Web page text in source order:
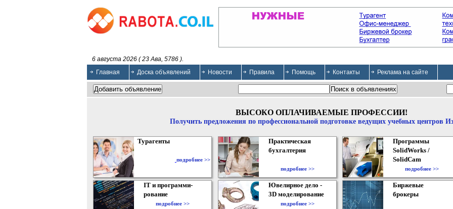
6 августа 2026 ( 23 Ава, 5786 ).
Главная
Доска объявлений Новости Правила Помощь Контакты Реклама на сайте
ВЫСОКО ОПЛАЧИВАЕМЫЕ ПРОФЕССИИ!
Получить предложения по профессиональной подготовке ведущих учебных центров
Турагенты
подробнее >>
Практическая
бухгалтерия
подробнее >>
Программы
SolidWorks /
SolidCam
подробнее >>
IT и программи-
рование
подробнее >>
Ювелирное дело -
3D моделирование
подробнее >>
Биржевые
брокеры